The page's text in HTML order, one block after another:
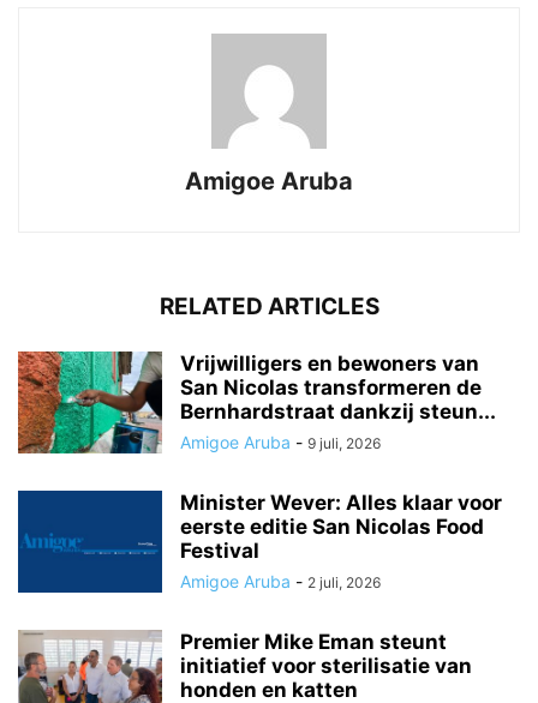
Amigoe Aruba
RELATED ARTICLES
Vrijwilligers en bewoners van
San Nicolas transformeren de
Bernhardstraat dankzij steun...
Amigoe Aruba - 9 juli, 2026
Minister Wever: Alles klaar voor
eerste editie San Nicolas Food
Festival
Amigoe Aruba - 2 juli, 2026
Premier Mike Eman steunt
initiatief voor sterilisatie van
honden en katten